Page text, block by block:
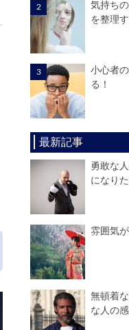
気持ち
を整理
小心者
る！
最新記事
勇敢な
になりた
雰囲気
無頓着
な人の